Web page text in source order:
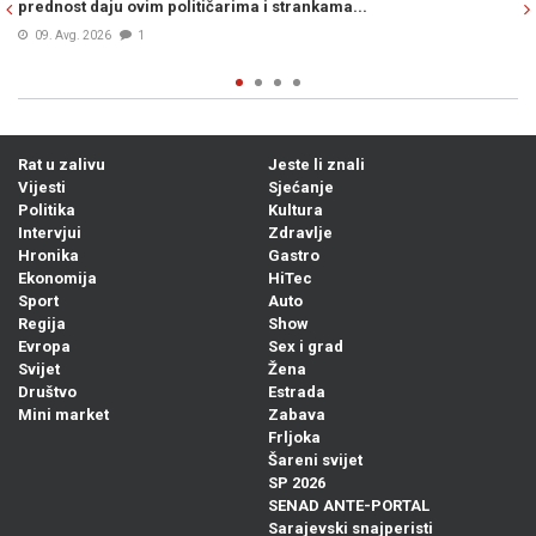
podilaženja Željke Cvijanović američkoj
Rat u zalivu
Vijesti
Politika
Intervjui
Hronika
Ekonomija
Sport
Regija
Evropa
Svijet
Društvo
Mini market
Jeste li znali
Sjećanje
Kultura
Zdravlje
Gastro
HiTec
Auto
Show
Sex i grad
Žena
Estrada
Zabava
Frljoka
Šareni svijet
SP 2026
SENAD ANTE-PORTAL
Sarajevski snajperisti